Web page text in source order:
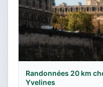
Randonnées 20 km
Yvelines